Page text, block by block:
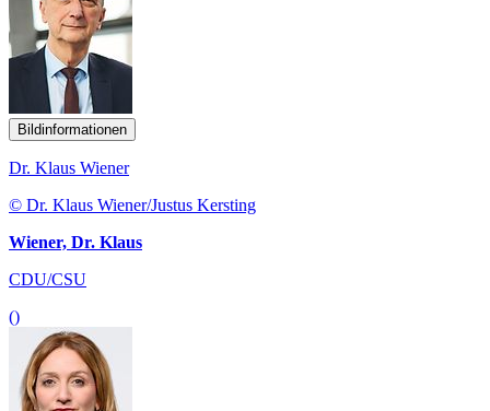
Bildinformationen
Dr. Klaus Wiener
© Dr. Klaus Wiener/Justus Kersting
Wiener, Dr. Klaus
CDU/CSU
()